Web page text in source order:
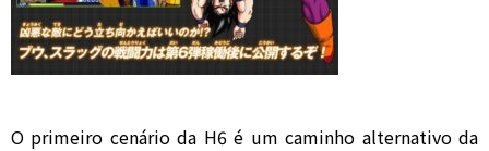
O primeiro cenário da H6 é um caminho alternativo da